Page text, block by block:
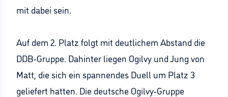
mit dabei sein.
Auf dem 2. Platz folgt mit deutlichem Abstand die
DDB-Gruppe. Dahinter liegen Ogilvy und Jung von
Matt, die sich ein spannendes Duell um Platz 3
geliefert hatten. Die deutsche Ogilvy-Gruppe